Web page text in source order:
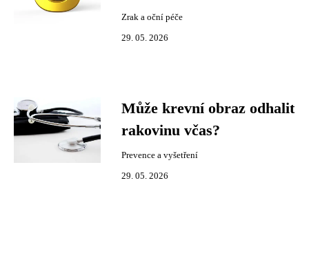
Zrak a oční péče
29. 05. 2026
Může krevní obraz odhalit
rakovinu včas?
Prevence a vyšetření
29. 05. 2026